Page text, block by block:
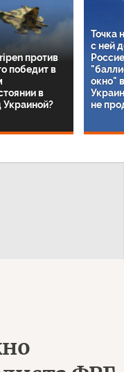
против
победит в
в
Украиной?
Точка
с ней
окно"
не